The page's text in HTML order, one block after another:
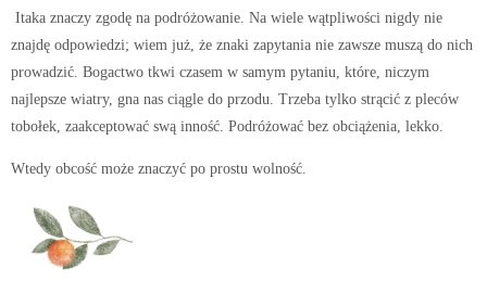
Itaka znaczy zgodę na podróżowanie. Na wiele wątpliwości nigdy nie
znajdę odpowiedzi; wiem już, że znaki zapytania nie zawsze muszą do nich
prowadzić. Bogactwo tkwi czasem w samym pytaniu, które, niczym
najlepsze wiatry, gna nas ciągle do przodu. Trzeba tylko strącić z pleców
tobołek, zaakceptować swą inność. Podróżować bez obciążenia, lekko.
Wtedy obcość może znaczyć po prostu wolność.